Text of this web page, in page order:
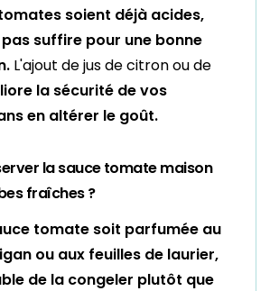
soient déjà acides,
suffire pour une bonne
L'ajout de jus de citron ou de
la sécurité de vos
en altérer le goût.
la sauce tomate maison
fraîches ?
tomate soit parfumée au
ou aux feuilles de laurier,
de la congeler plutôt que